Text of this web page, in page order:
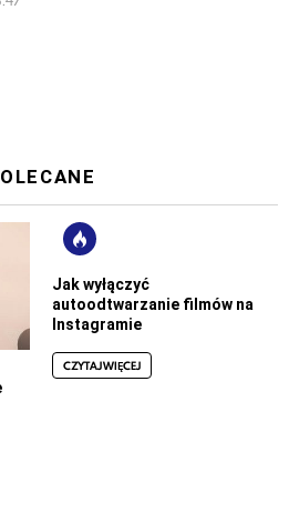
Jak wyłączyć
autoodtwarzanie filmów na
Instagramie
CZYTAJ WIĘCEJ